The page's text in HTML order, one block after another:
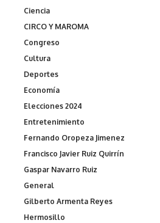
Ciencia
CIRCO Y MAROMA
Congreso
Cultura
Deportes
Economía
Elecciones 2024
Entretenimiento
Fernando Oropeza Jimenez
Francisco Javier Ruiz Quirrín
Gaspar Navarro Ruiz
General
Gilberto Armenta Reyes
Hermosillo